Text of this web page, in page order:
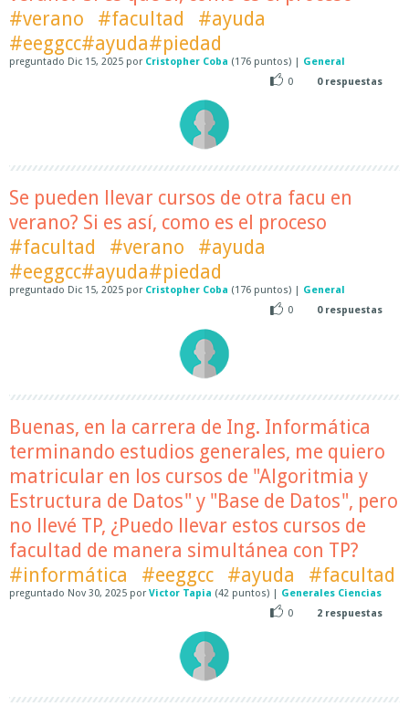
#verano
#facultad
#ayuda
#eeggcc#ayuda#piedad
preguntado Dic 15, 2025 por Cristopher Coba (176 puntos) | General
0
0respuestas
Se pueden llevar cursos de otra facu en
verano? Si es así, como es el proceso
#facultad
#verano
#ayuda
#eeggcc#ayuda#piedad
preguntado Dic 15, 2025 por Cristopher Coba (176 puntos) | General
0
0respuestas
Buenas, en la carrera de Ing. Informática
terminando estudios generales, me quiero
matricular en los cursos de "Algoritmia y
Estructura de Datos" y "Base de Datos", pero
no llevé TP, ¿Puedo llevar estos cursos de
facultad de manera simultánea con TP?
#informática
#eeggcc #ayuda #facultad
preguntado Nov 30, 2025 por Victor Tapia (42 puntos) | Generales Ciencias
0
2 respuestas